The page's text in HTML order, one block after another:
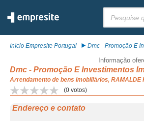
Início Empresite Portugal Dmc - Promoção E
Informação
Dmc - Promoção E Investimentos
Arrendamento de bens imobiliários, RAMALDE
(0 votos)
Endereço e contato